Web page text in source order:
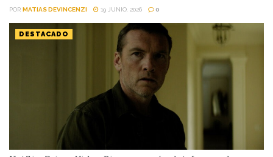
POR MATIAS DEVINCENZI 19 JUNIO, 2026 0
DESTACADO